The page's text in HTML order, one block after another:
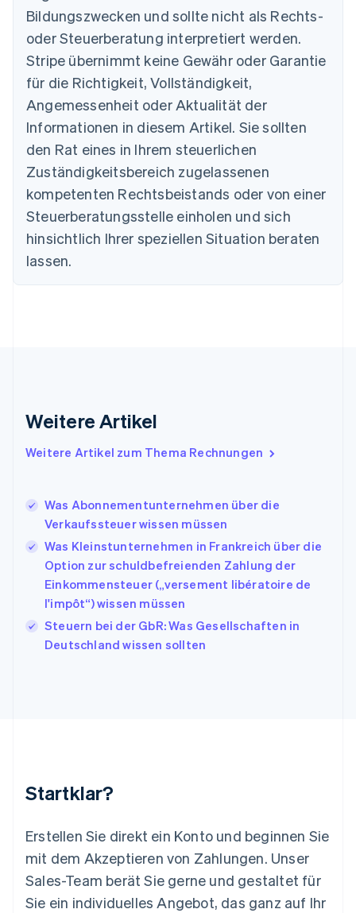
Bildungszwecken und sollte nicht als Rechts-
oder Steuerberatung interpretiert werden.
Stripe übernimmt keine Gewähr oder Garantie
für die Richtigkeit, Vollständigkeit,
Angemessenheit oder Aktualität der
Informationen in diesem Artikel. Sie sollten
den Rat eines in Ihrem steuerlichen
Zuständigkeitsbereich zugelassenen
kompetenten Rechtsbeistands oder von einer
Steuerberatungsstelle einholen und sich
hinsichtlich Ihrer speziellen Situation beraten
lassen.
Weitere Artikel
Weitere Artikel zum Thema Rechnungen
Was Abonnementunternehmen über die
Verkaufssteuer wissen müssen
Was Kleinstunternehmen in Frankreich über die
Option zur schuldbefreienden Zahlung der
Einkommensteuer („versement libératoire de
l'impôt“) wissen müssen
Steuern bei der GbR: Was Gesellschaften in
Deutschland wissen sollten
Startklar?
Erstellen Sie direkt ein Konto und beginnen Sie
mit dem Akzeptieren von Zahlungen. Unser
Sales-Team berät Sie gerne und gestaltet für
Sie ein individuelles Angebot, das ganz auf Ihr
Australien
English
Nederlands FrançaisDeutschEnglish
Brasilien
English
Bulgarien
English
Dänemark
Deutschland
DeutschEnglish
Estland
English
Festlandchina
简体中文
EnglishSvenska
English
English
Japan
日本語 English
EnglishFrançais
Kroatien
EnglishItaliano
Lettland
English
Liechtenstein
DeutschEnglish
Mexiko
English
Niederlande
Nederlands English
Norwegen
English